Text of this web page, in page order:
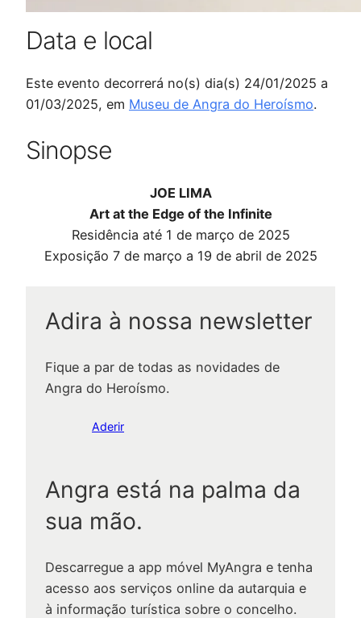
Data e local
Este evento decorrerá no(s) dia(s) 24/01/2025 a
01/03/2025, em Museu de Angra do Heroísmo.
Sinopse
JOE LIMA
Art at the Edge of the Infinite
Residência até 1 de março de 2025
Exposição 7 de março a 19 de abril de 2025
Adira à nossa newsletter
Fique a par de todas as novidades de
Angra do Heroísmo.
Aderir
Angra está na palma da
sua mão.
Descarregue a app móvel MyAngra e tenha
acesso aos serviços online da autarquia e
à informação turística sobre o concelho.